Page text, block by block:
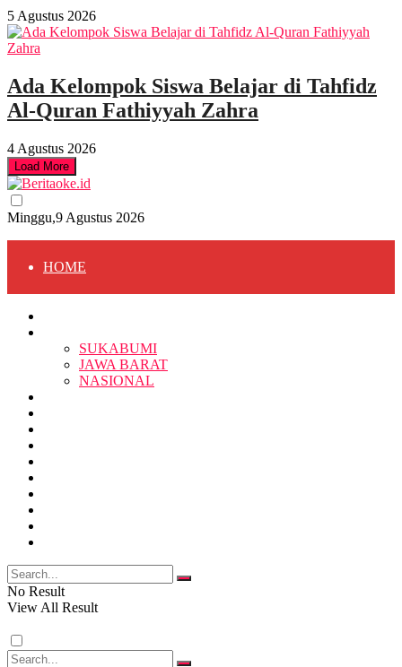
5 Agustus 2026
Ada Kelompok Siswa Belajar di Tahfidz
Al-Quran Fathiyyah Zahra
4 Agustus 2026
Load More
Minggu,9 Agustus 2026
HOME
SUKABUMI
PENDIDIKAN
SUKABUMI
JAWA BARAT
NASIONAL
No Result
View All Result